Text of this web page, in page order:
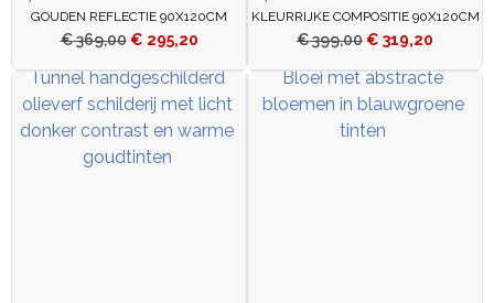
GOUDEN REFLECTIE 90X120CM
€369,00 € 295,20
KLEURRIJKE COMPOSITIE 90X120CM
€399,00 € 319,20